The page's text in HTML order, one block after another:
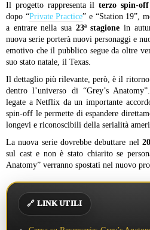
Il progetto rappresenta ilterzo spin-off
dopo “Private Practice” e “Station 19”,
a entrare nella sua 23ª stagione in
nuova serie porterà nuovi personaggi e
emotivo che il pubblico segue da oltre
suo stato natale, il Texas.
Il dettaglio più rilevante, però, è il
dentro l’universo di “Grey’s
legate a Netflix da un importante
spin-off le permette di espandere
longevi e riconoscibili della serialità
La nuova serie dovrebbe debuttare nel
sul cast e non è stato chiarito se
Anatomy” verranno spostati nel nuovo
🔗 LINK UTILI